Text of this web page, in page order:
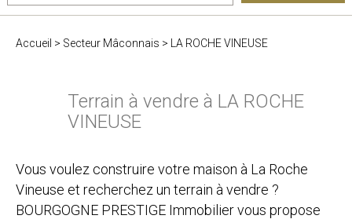
Accueil > Secteur Mâconnais > LA ROCHE VINEUSE
Terrain à vendre à LA ROCHE
VINEUSE
Vous voulez construire votre maison à La Roche
Vineuse et recherchez un terrain à vendre ?
BOURGOGNE PRESTIGE Immobilier vous propose